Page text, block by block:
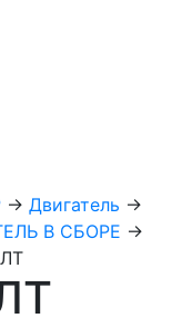
→ Двигатель →
В СБОРЕ →